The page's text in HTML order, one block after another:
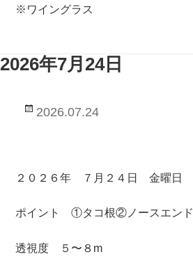
※ワイングラス
2026年7月24日
投
2026.07.24
２０２６年 ７月２４日 金曜日
ポイント ①タコ根②ノースエンド
透視度 ５〜８m